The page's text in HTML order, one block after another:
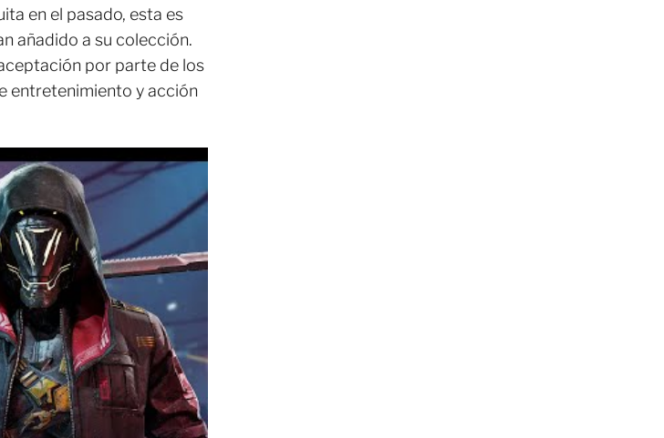
en el pasado, esta es
añadido a su colección.
por parte de los
entretenimiento y acción